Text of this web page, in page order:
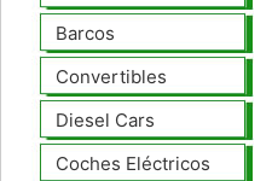
Barcos
Convertibles
Diesel Cars
Coches Eléctricos